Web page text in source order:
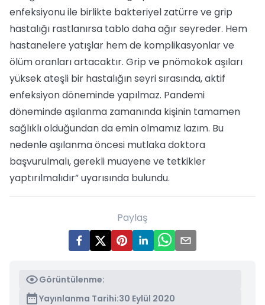
enfeksiyonu ile birlikte bakteriyel zatürre ve grip
hastalığı rastlanırsa tablo daha ağır seyreder. Hem
hastanelere yatışlar hem de komplikasyonlar ve
ölüm oranları artacaktır. Grip ve pnömokok aşıları
yüksek ateşli bir hastalığın seyri sırasında, aktif
enfeksiyon döneminde yapılmaz. Pandemi
döneminde aşılanma zamanında kişinin tamamen
sağlıklı olduğundan da emin olmamız lazım. Bu
nedenle aşılanma öncesi mutlaka doktora
başvurulmalı, gerekli muayene ve tetkikler
yaptırılmalıdır” uyarısında bulundu.
Paylaş
Görüntülenme:
Yayınlanma Tarihi:30 Eylül 2020